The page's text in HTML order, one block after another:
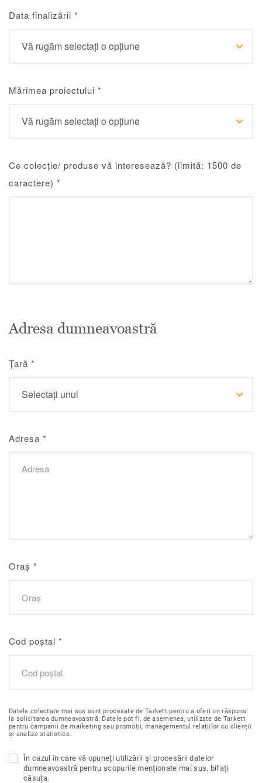
Data finalizării *
Mărimea proiectului *
Ce colecție/ produse vă interesează? (limită: 1500 de
caractere) *
Adresa dumneavoastră
Țară *
Adresa *
Oraș *
Cod poștal *
Datele colectate mai sus sunt procesate de Tarkett pentru a oferi un răspuns
la solicitarea dumneavoastră. Datele pot fi, de asemenea, utilizate de Tarkett
pentru campanii de marketing sau promoții, managementul relațiilor cu clienții
și analize statistice.
În cazul în care vă opuneți utilizării și procesării datelor
dumneavoastră pentru scopurile menționate mai sus, bifați
căsuța.